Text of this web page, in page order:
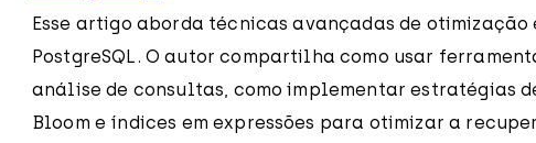
Esse artigo aborda técnicas avançadas de otimização
PostgreSQL. O autor compartilha como usar
análise de consultas, como implementar estratégias
Bloom e índices em expressões para otimizar a